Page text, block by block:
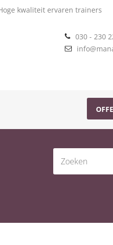
kwaliteit ervaren trainers
030 - 230